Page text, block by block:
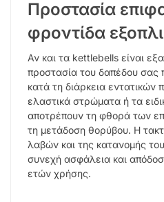
Προστασία
φροντίδα
Αν και τα kettlebells είναι
προστασία του δαπέδου σας
κατά τη διάρκεια
ελαστικά στρώματα ή τα
αποτρέπουν τη φθορά των
τη μετάδοση θορύβου. Η
λαβών και της κατανομής
συνεχή ασφάλεια και
ετών χρήσης.